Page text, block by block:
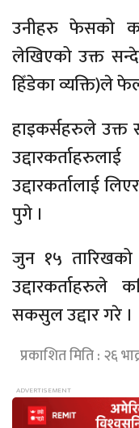
उनीहरु फेसको
लेखिएको उक्त
हिँडेका व्यक्ति)ले
हाइकर्सहरुले उक्त
उद्दारकर्तालाई
पुगे ।
जुन १५ तारिखको
उद्दारकर्ताहरुले
सकसुल उद्दार गरे ।
प्रकाशित मिति : २६